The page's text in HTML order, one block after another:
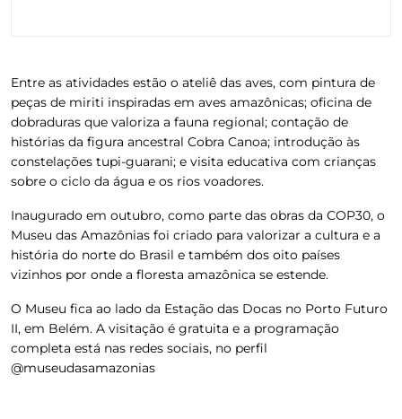
Entre as atividades estão o ateliê das aves, com pintura de
peças de miriti inspiradas em aves amazônicas; oficina de
dobraduras que valoriza a fauna regional; contação de
histórias da figura ancestral Cobra Canoa; introdução às
constelações tupi-guarani; e visita educativa com crianças
sobre o ciclo da água e os rios voadores.
Inaugurado em outubro, como parte das obras da COP30, o
Museu das Amazônias foi criado para valorizar a cultura e a
história do norte do Brasil e também dos oito países
vizinhos por onde a floresta amazônica se estende.
O Museu fica ao lado da Estação das Docas no Porto Futuro
II, em Belém. A visitação é gratuita e a programação
completa está nas redes sociais, no perfil
@museudasamazonias